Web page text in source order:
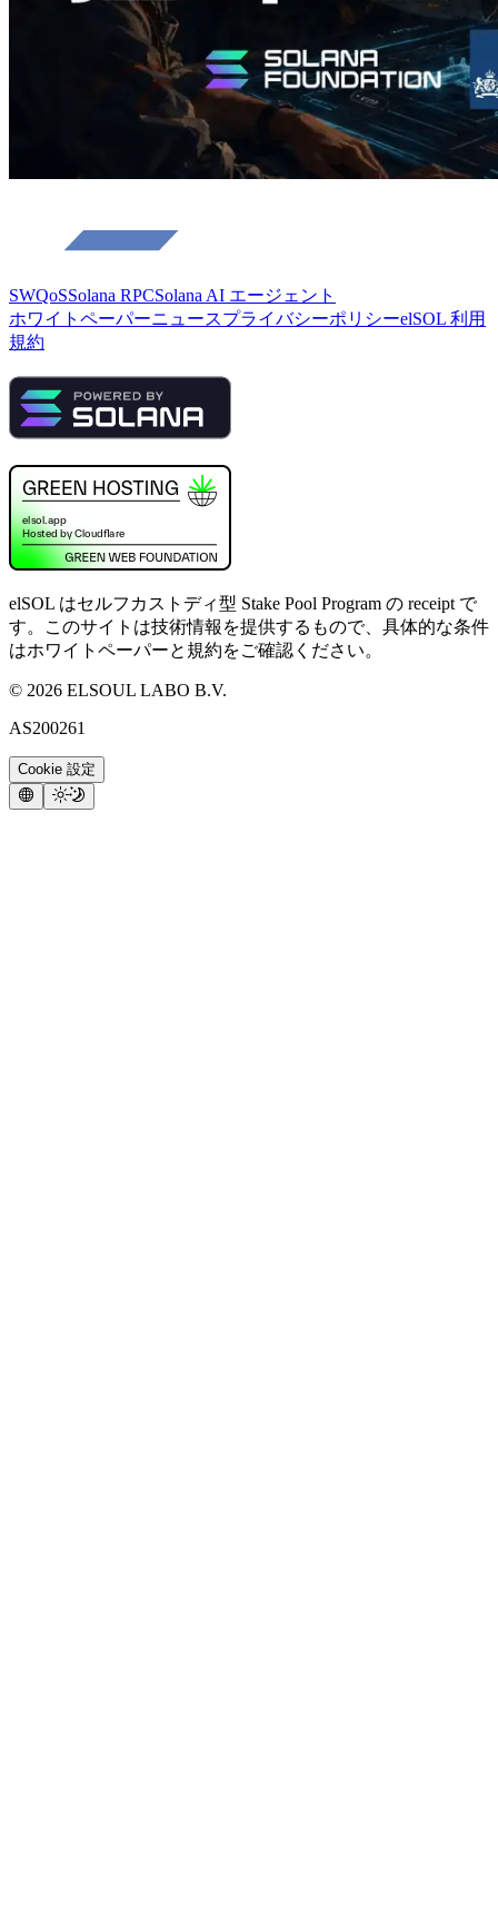
SWQoSSolana RPCSolana AI エージェント
ホワイトペーパーニュースプライバシーポリシーelSOL 利用
規約
elSOL はセルフカストディ型 Stake Pool Program の receipt で
す。このサイトは技術情報を提供するもので、具体的な条件
はホワイトペーパーと規約をご確認ください。
© 2026 ELSOUL LABO B.V.
AS200261
Cookie 設定